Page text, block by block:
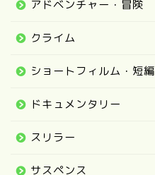
アドベンチャー・冒険
クライム
ショートフィルム・短編
ドキュメンタリー
スリラー
サスペンス